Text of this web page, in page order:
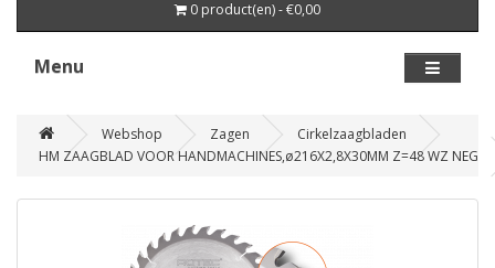
0 product(en) - €0,00
Menu
Webshop Zagen
Cirkelzaagbladen
HM ZAAGBLAD VOOR HANDMACHINES,ø216X2,8X30MM Z=48 WZ NEG